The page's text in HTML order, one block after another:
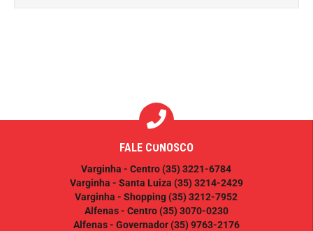
FALE CONOSCO
Varginha - Centro(35) 3221-6784
Varginha - Santa Luiza (35) 3214-2429
Varginha - Shopping(35) 3212-7952
Alfenas - Centro(35) 3070-0230
Alfenas - Governador(35) 9763-2176